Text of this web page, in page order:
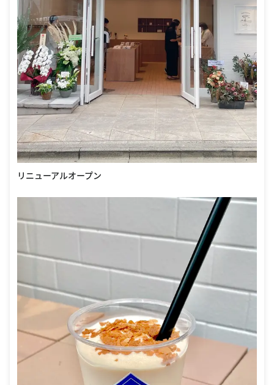
リニューアルオープン